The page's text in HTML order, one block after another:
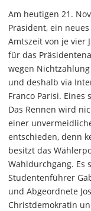
Am heutigen 21.
Präsident, ein
Amtszeit von je vier
für das
wegen
und deshalb via
Franco Parisi.
Das Rennen wird
einer
entschieden, denn
besitzt das
Wahldurchgang. Es
Studentenführer
und Abgeordnete
Christdemokratin